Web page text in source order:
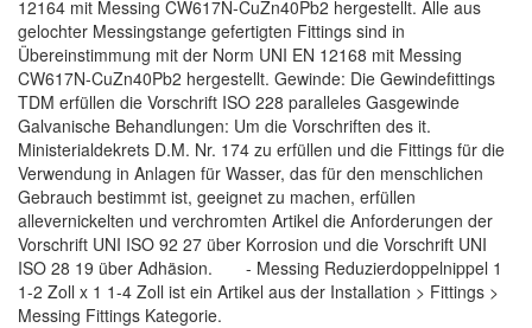
12164 mit Messing CW617N-CuZn40Pb2 hergestellt. Alle aus
gelochter Messingstange gefertigten Fittings sind in
Übereinstimmung mit der Norm UNI EN 12168 mit Messing
CW617N-CuZn40Pb2 hergestellt. Gewinde: Die Gewindefittings
TDM erfüllen die Vorschrift ISO 228 paralleles Gasgewinde
Galvanische Behandlungen: Um die Vorschriften des it.
Ministerialdekrets D.M. Nr. 174 zu erfüllen und die Fittings für die
Verwendung in Anlagen für Wasser, das für den menschlichen
Gebrauch bestimmt ist, geeignet zu machen, erfüllen
allevernickelten und verchromten Artikel die Anforderungen der
Vorschrift UNI ISO 92 27 über Korrosion und die Vorschrift UNI
ISO 28 19 über Adhäsion. - Messing Reduzierdoppelnippel 1
1-2 Zoll x 1 1-4 Zoll ist ein Artikel aus der Installation > Fittings >
Messing Fittings Kategorie.